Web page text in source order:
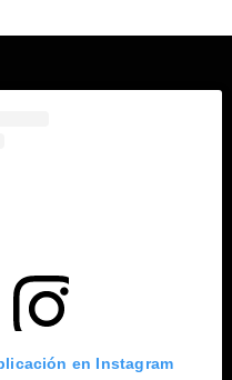
en Instagram